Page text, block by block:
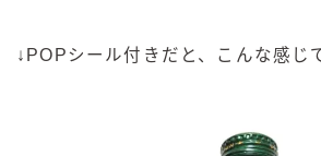
↓POPシール付きだと、こんな感じ